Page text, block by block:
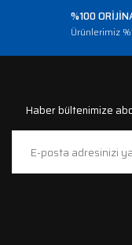
%100
Ürünlerimiz
Haber bültenimize